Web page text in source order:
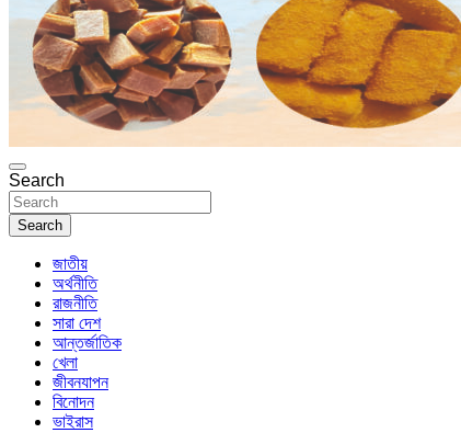
Search
Search
জাতীয়
অর্থনীতি
রাজনীতি
সারা দেশ
আন্তর্জাতিক
খেলা
জীবনযাপন
বিনোদন
ভাইরাস